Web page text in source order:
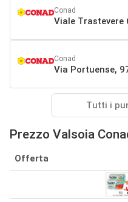
Conad
Viale Trastevere
Conad
Via Portuense,
Tutti i
Prezzo Valsoia
Offerta